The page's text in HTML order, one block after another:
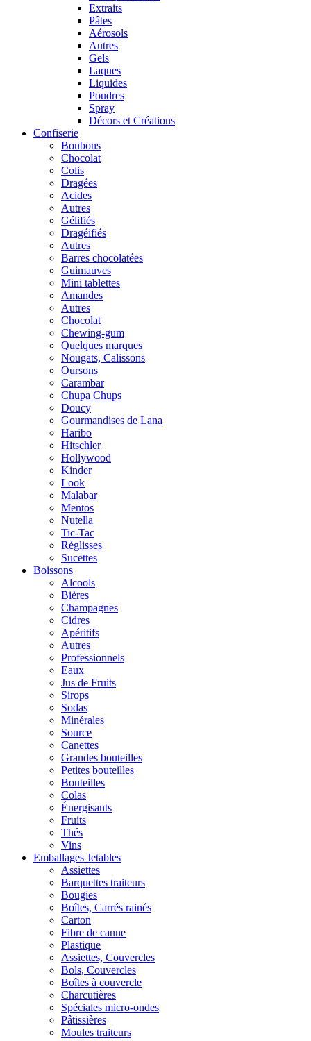
Extraits
Pâtes
Aérosols
Autres
Gels
Laques
Liquides
Poudres
Spray
Décors et Créations
Confiserie
Bonbons
Chocolat
Colis
Dragées
Acides
Autres
Gélifiés
Dragéifiés
Autres
Barres chocolatées
Guimauves
Mini tablettes
Amandes
Autres
Chocolat
Chewing-gum
Quelques marques
Nougats, Calissons
Oursons
Carambar
Chupa Chups
Doucy
Gourmandises de Lana
Haribo
Hitschler
Hollywood
Kinder
Look
Malabar
Mentos
Nutella
Tic-Tac
Réglisses
Sucettes
Boissons
Alcools
Bières
Champagnes
Cidres
Apéritifs
Autres
Professionnels
Eaux
Jus de Fruits
Sirops
Sodas
Minérales
Source
Canettes
Grandes bouteilles
Petites bouteilles
Bouteilles
Colas
Énergisants
Fruits
Thés
Vins
Emballages Jetables
Assiettes
Barquettes traiteurs
Bougies
Boîtes, Carrés rainés
Carton
Fibre de canne
Plastique
Assiettes, Couvercles
Bols, Couvercles
Boîtes à couvercle
Charcutières
Spéciales micro-ondes
Pâtissières
Moules traiteurs